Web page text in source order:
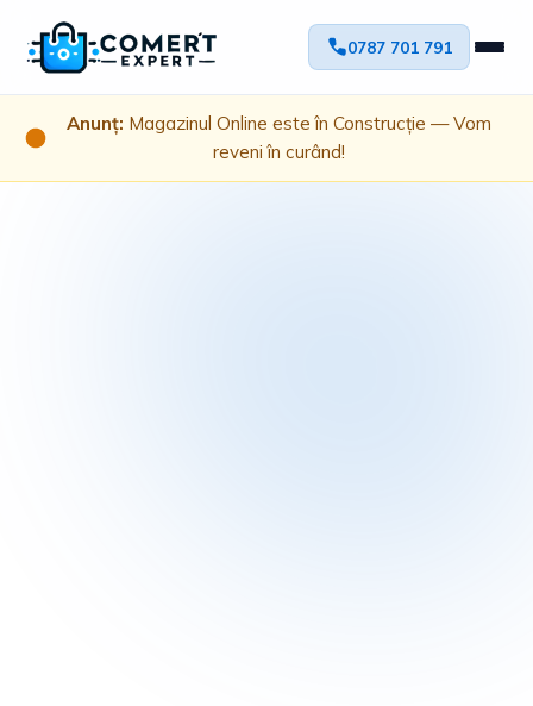
0787 701 791
Anunț: Magazinul Online este în Construcție — Vom
reveni în curând!